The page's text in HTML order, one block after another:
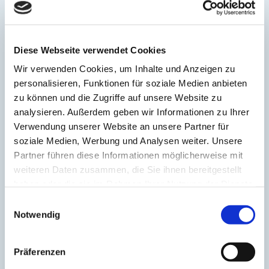
Diese Webseite verwendet Cookies
Wir verwenden Cookies, um Inhalte und Anzeigen zu
personalisieren, Funktionen für soziale Medien anbieten
zu können und die Zugriffe auf unsere Website zu
analysieren. Außerdem geben wir Informationen zu Ihrer
Verwendung unserer Website an unsere Partner für
soziale Medien, Werbung und Analysen weiter. Unsere
Partner führen diese Informationen möglicherweise mit
weiteren Daten zusammen, die Sie ihnen bereitgestellt
Notwendig
Präferenzen
Abstimmung: quartalsweise
umfangreiche Basis-Websiteanalyse
Konkurrenzanalyse
Website
Erstellung von bis zu 18 Landingpages für Ihre
Website